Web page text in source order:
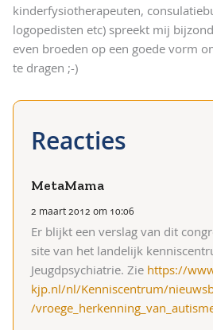
kinderfysiotherapeuten,
logopedisten etc) spreekt mij
even broeden op een goede vorm
te dragen ;-)
MetaMama
2 maart 2012 om 10:06
Er blijkt een verslag van dit
site van het landelijk
Jeugdpsychiatrie. Zie https://
kjp.nl/nl/Kenniscentrum/
/